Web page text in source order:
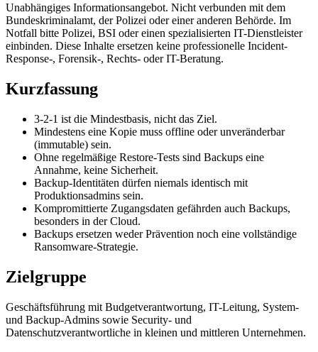
Unabhängiges Informationsangebot. Nicht verbunden mit dem
Bundeskriminalamt, der Polizei oder einer anderen Behörde. Im
Notfall bitte Polizei, BSI oder einen spezialisierten IT-Dienstleister
einbinden. Diese Inhalte ersetzen keine professionelle Incident-
Response-, Forensik-, Rechts- oder IT-Beratung.
Kurzfassung
3-2-1 ist die Mindestbasis, nicht das Ziel.
Mindestens eine Kopie muss offline oder unveränderbar
(immutable) sein.
Ohne regelmäßige Restore-Tests sind Backups eine
Annahme, keine Sicherheit.
Backup-Identitäten dürfen niemals identisch mit
Produktionsadmins sein.
Kompromittierte Zugangsdaten gefährden auch Backups,
besonders in der Cloud.
Backups ersetzen weder Prävention noch eine vollständige
Ransomware-Strategie.
Zielgruppe
Geschäftsführung mit Budgetverantwortung, IT-Leitung, System-
und Backup-Admins sowie Security- und
Datenschutzverantwortliche in kleinen und mittleren Unternehmen.